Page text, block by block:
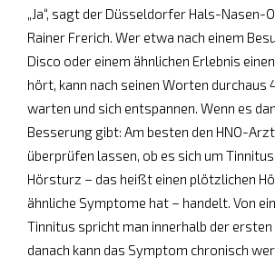
„Ja“, sagt der Düsseldorfer Hals-Nasen-
Rainer Frerich. Wer etwa nach einem
Disco oder einem ähnlichen Erlebnis
hört, kann nach seinen Worten durchaus
warten und sich entspannen. Wenn es
Besserung gibt: Am besten den HNO-
überprüfen lassen, ob es sich um
Hörsturz – das heißt einen plötzlichen
ähnliche Symptome hat – handelt. Von
Tinnitus spricht man innerhalb der ersten
danach kann das Symptom chronisch